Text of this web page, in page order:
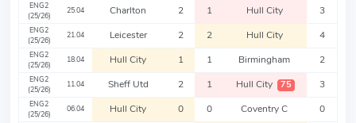
ENG2
(25/26)
25.04 Charlton 2 1 Hull City 3
ENG2
(25/26)
21.04 Leicester 2 2 Hull City 4
ENG2
(25/26)
18.04 Hull City 1 1 Birmingham 2
ENG2
(25/26)
11.04 Sheff Utd 2 1 Hull City 75 3
ENG2
(25/26)
06.04 Hull City 0 0 Coventry C 0